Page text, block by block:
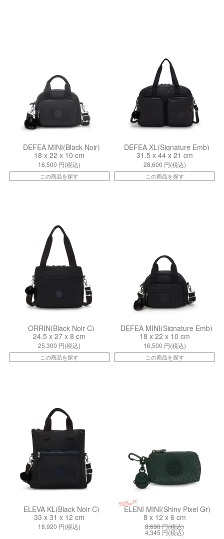
DEFEA MINI(Black Noir)
18 x 22 x 10 cm
16,500 円(税込)
この商品を探す
DEFEA XL(Signature Emb)
31.5 x 44 x 21 cm
28,600 円(税込)
この商品を探す
ORRIN(Black Noir C)
24.5 x 27 x 8 cm
25,300 円(税込)
この商品を探す
DEFEA MINI(Signature Emb)
18 x 22 x 10 cm
16,500 円(税込)
この商品を探す
ELEVA KL(Black Noir C)
33 x 31 x 12 cm
18,920 円(税込)
50%off
ELENI MINI(Shiny Pixel Gr)
8 x 12 x 6 cm
8,690円(税込)
4,345 円(税込)